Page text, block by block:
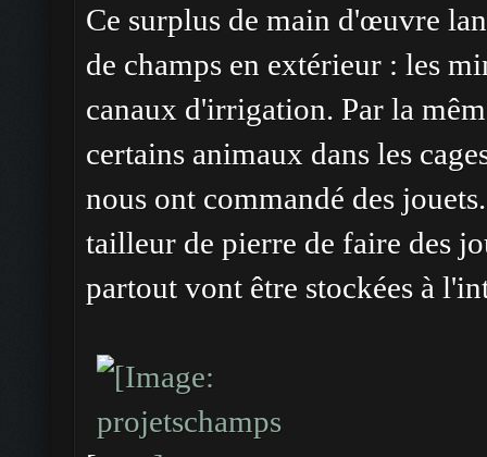
Ce surplus de main d'œuvre
de champs en extérieur : les
canaux d'irrigation. Par la
certains animaux dans les
nous ont commandé des
tailleur de pierre de faire des
partout vont être stockées à